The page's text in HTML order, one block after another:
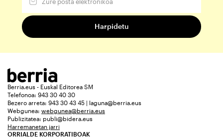
Berria.eus - Euskal Editorea SM
Telefonoa: 943 30 40 30
Bezero arreta: 943 30 43 45 | laguna@berria.eus
Webgunea: webgunea@berria.eus
Publizitatea: publi@bidera.eus
Harremanetan jarri
ORRIALDE KORPORATIBOAK